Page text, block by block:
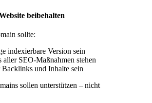
beibehalten
sollte:
indexierbare Version sein
aller SEO-Maßnahmen stehen
und Inhalte sein
sollen unterstützen – nicht